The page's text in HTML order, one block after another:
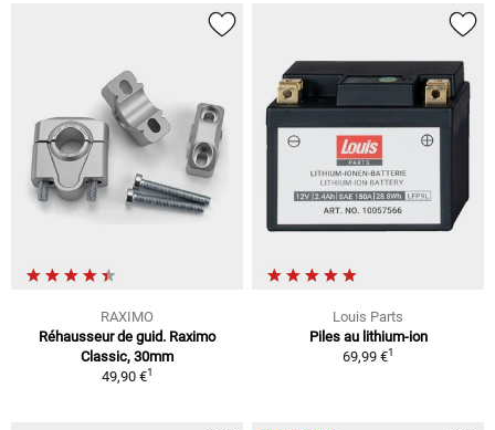
RAXIMO
Réhausseur de guid. Raximo
Classic, 30mm
49,90 €1
Louis Parts
Piles au lithium-ion
69,99 €1